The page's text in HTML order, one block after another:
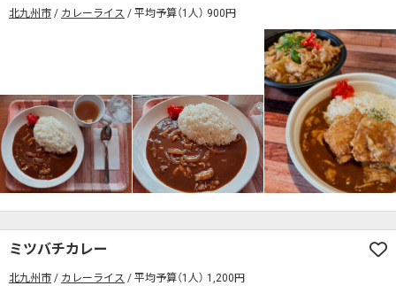
検索する
テラス席ペット可 子連れ・赤ちゃんOK
ポイント貯まる・使える
カード決済可 電子マネー決済可
#本日のカレー見た！で特典あり
検索する
北九州市 カレーライス 平均予算（1人） 900円
ミツバチカレー
北九州市 カレーライス 平均予算（1人） 1,200円